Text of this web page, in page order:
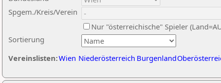
Sortierung
Spgem./Kreis/Verein
Nur "österreichische" Spieler
Vereinslisten:Wien Niederösterreich Burgenland